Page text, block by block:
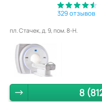
329 отзывов
пл. Стачек, д. 9, пом. 8-Н.
8